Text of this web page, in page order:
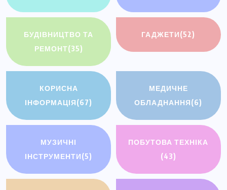
БУДІВНИЦТВО ТА
РЕМОНТ(35)
ГАДЖЕТИ(52)
КОРИСНА
ІНФОРМАЦІЯ(67)
МЕДИЧНЕ
ОБЛАДНАННЯ(6)
МУЗИЧНІ
ІНСТРУМЕНТИ(5)
ПОБУТОВА ТЕХНІКА
(43)